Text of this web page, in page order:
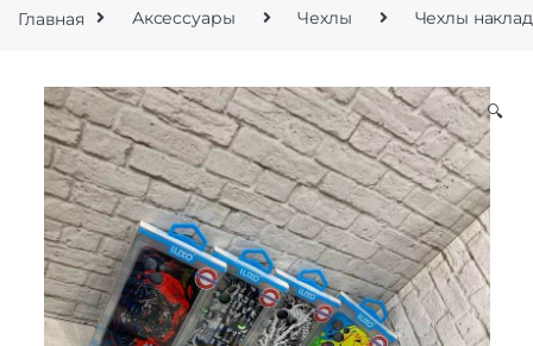
Главная Аксессуары Чехлы Чехлы
🔍